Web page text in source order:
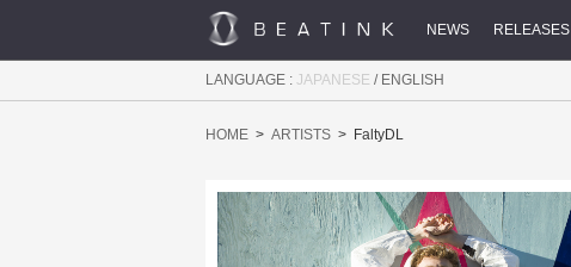
NEWS RELEASES
LANGUAGE : JAPANESE / ENGLISH
HOME ARTISTS FaltyDL